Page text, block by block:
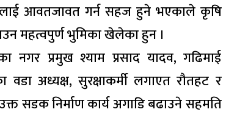
आवतजावत गर्न सहज हुने भएकाले कृषि
महत्वपुर्ण भुमिका खेलेका हुन ।
नगर प्रमुख श्याम प्रसाद यादव, गढिमाई
अध्यक्ष, सुरक्षाकर्मी लगाएत रौतहट र
सडक निर्माण कार्य अगाडि बढाउने सहमति